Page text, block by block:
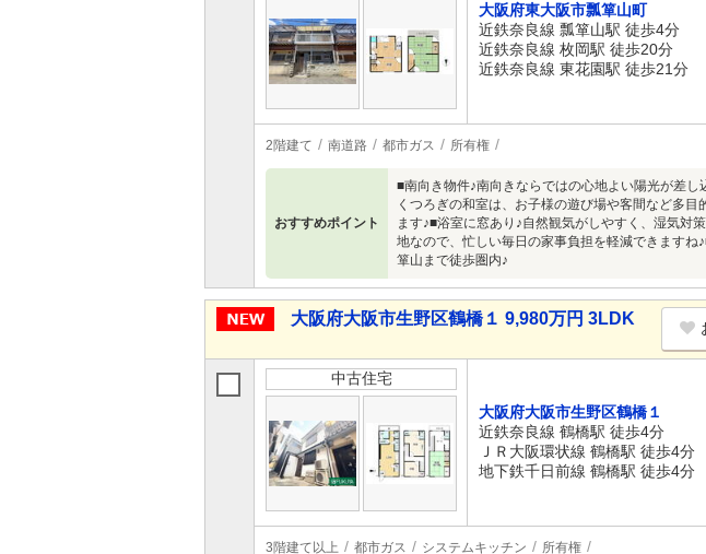
大阪府東大阪市瓢箪山町
近鉄奈良線 瓢箪山駅 徒歩4分
近鉄奈良線 枚岡駅 徒歩20分
近鉄奈良線 東花園駅 徒歩21分
2階建て 南道路 都市ガス 所有権
おすすめポイント
■南向き物件♪南向きならではの心地よい陽光が差
くつろぎの和室は、お子様の遊び場や客間など多
ます♪■浴室に窓あり♪自然観気がしやすく、湿気
地なので、忙しい毎日の家事負担を軽減できます
箪山まで徒歩圏内♪
大阪府大阪市生野区鶴橋１ 9,980万円 3LDK
中古住宅
大阪府大阪市生野区鶴橋１
近鉄奈良線 鶴橋駅 徒歩4分
ＪＲ大阪環状線 鶴橋駅 徒歩4分
地下鉄千日前線 鶴橋駅 徒歩4分
3階建て以上 都市ガス システムキッチン 所有権